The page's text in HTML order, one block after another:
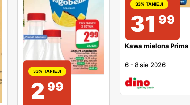
33% TANIEJ!
2 99
33% TANIEJ!
31 99
Kawa mielona Prima
6 -8 sie 2026